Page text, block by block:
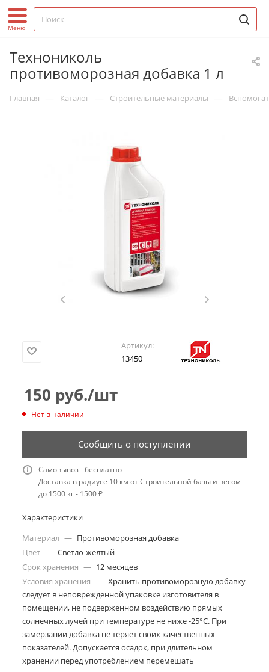
Технониколь
противоморозная добавка 1 л
Главная — Каталог — Строительные материалы —
Артикул:
13450
150 руб./шт
Нет в наличии
Сообщить о поступлении
Самовывоз - бесплатно
Доставка в радиусе 10 км от Строительной базы и весом
до 1500 кг - 1500 ₽
Характеристики
Материал — Противоморозная добавка
Цвет — Светло-желтый
Срок хранения — 12 месяцев
Условия хранения — Хранить противоморозную добавку
следует в неповрежденной упаковке изготовителя в
помещении, не подверженном воздействию прямых
солнечных лучей при температуре не ниже -25°С. При
замерзании добавка не теряет своих качественных
показателей. Допускается осадок, при длительном
хранении перед употреблением перемешать